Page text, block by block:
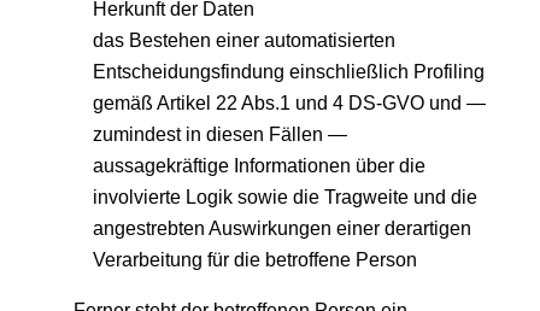
Herkunft der Daten
das Bestehen einer automatisierten
Entscheidungsfindung einschließlich Profiling
gemäß Artikel 22 Abs.1 und 4 DS-GVO und —
zumindest in diesen Fällen —
aussagekräftige Informationen über die
involvierte Logik sowie die Tragweite und die
angestrebten Auswirkungen einer derartigen
Verarbeitung für die betroffene Person